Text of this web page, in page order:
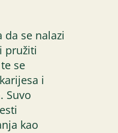
se nalazi
pružiti
se
i
Suvo
kao